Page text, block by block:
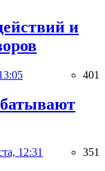
и
401
12:31 351